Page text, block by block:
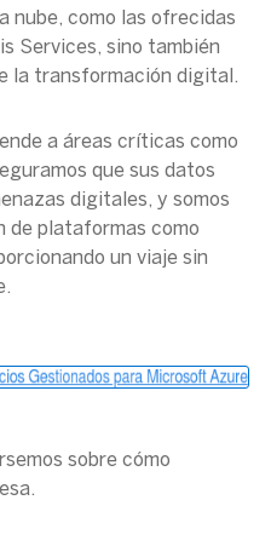
nube, como las ofrecidas
Services, sino también
la transformación digital.
a áreas críticas como
que sus datos
digitales, y somos
de plataformas como
un viaje sin
sobre cómo